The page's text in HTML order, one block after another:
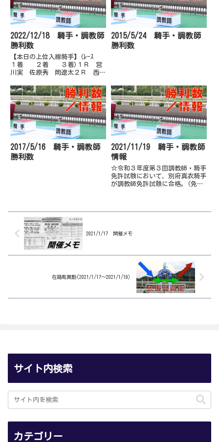
2022/12/18 騎手・調教師
勝利数
【本日の上位入線騎手】(ﾚｰｽ
１着 ２着 ３着)１Ｒ 宮
川実 佐原秀 岡遼太２Ｒ 西森
寛 西森将 佐原秀４Ｒ 倉兼
育 妹尾浩 塚本雄５Ｒ 佐原
秀 多田誠 岡村卓６Ｒ 多田
誠 佐原秀 林謙佑７Ｒ 木村
直 吉...
2015/5/24 騎手・調教師
勝利数
2017/5/16 騎手・調教師
勝利数
2021/11/19 騎手・調教師
情報
☆令和３年度第３回調教師・騎手
免許試験において、別府真衣騎手
が調教師免許試験に合格。(免許
2021/1/17 開催メモ
在籍馬異動(2021/1/17～2021/1/19）
サイト内検索
カテゴリー